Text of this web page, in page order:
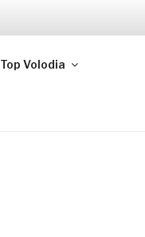
Top Volodia